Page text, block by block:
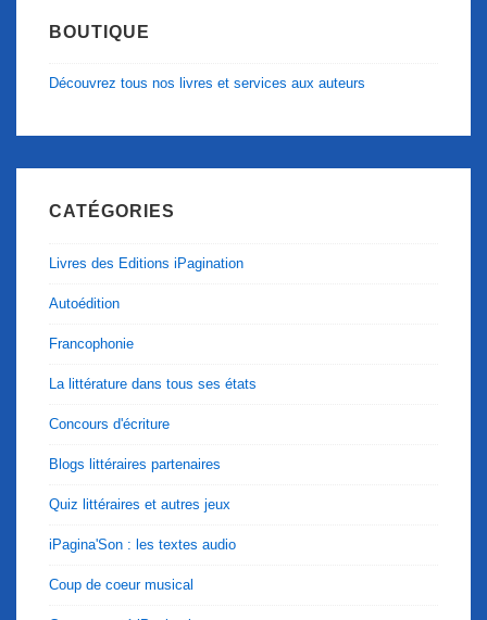
BOUTIQUE
Découvrez tous nos livres et services aux auteurs
CATÉGORIES
Livres des Editions iPagination
Autoédition
Francophonie
La littérature dans tous ses états
Concours d'écriture
Blogs littéraires partenaires
Quiz littéraires et autres jeux
iPagina'Son : les textes audio
Coup de coeur musical